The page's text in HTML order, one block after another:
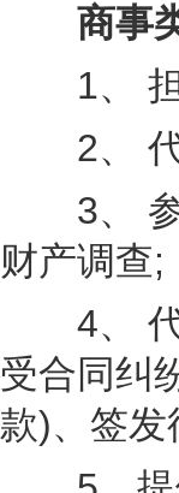
商事
1、 担
2、 代
3、 参
财产调查;
4、 代
受合同纠
款)、签发